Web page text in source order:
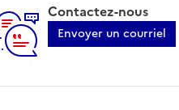
Contactez-nous
Envoyer un courriel